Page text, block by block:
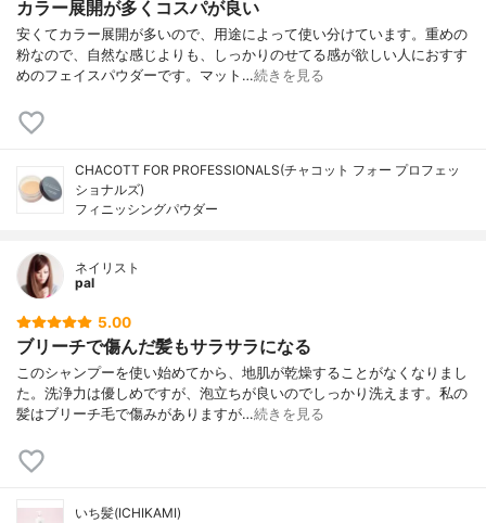
カラー展開が多くコスパが良い
安くてカラー展開が多いので、用途によって使い分けています。重めの
粉なので、自然な感じよりも、しっかりのせてる感が欲しい人におすす
めのフェイスパウダーです。マット…続きを見る
CHACOTT FOR PROFESSIONALS(チャコット フォー プロフェッ
ショナルズ)
フィニッシングパウダー
ネイリスト
pal
5.00
ブリーチで傷んだ髪もサラサラになる
このシャンプーを使い始めてから、地肌が乾燥することがなくなりまし
た。洗浄力は優しめですが、泡立ちが良いのでしっかり洗えます。私の
髪はブリーチ毛で傷みがありますが…続きを見る
いち髪(ICHIKAMI)